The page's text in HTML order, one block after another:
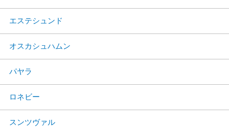
エステシュンド
オスカシュハムン
パヤラ
ロネビー
スンツヴァル